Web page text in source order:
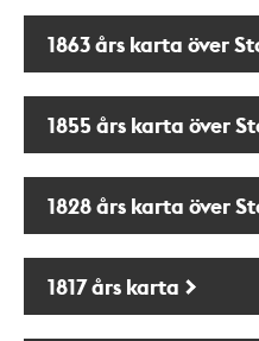
1863 års karta över
1855 års karta över
1828 års karta över
1817 års karta